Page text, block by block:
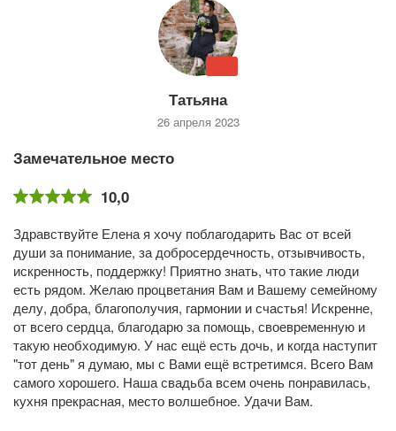
Татьяна
26 апреля 2023
Замечательное место
10,0
Здравствуйте Елена я хочу поблагодарить Вас от всей
души за понимание, за добросердечность, отзывчивость,
искренность, поддержку! Приятно знать, что такие люди
есть рядом. Желаю процветания Вам и Вашему семейному
делу, добра, благополучия, гармонии и счастья! Искренне,
от всего сердца, благодарю за помощь, своевременную и
такую необходимую. У нас ещё есть дочь, и когда наступит
"тот день" я думаю, мы с Вами ещё встретимся. Всего Вам
самого хорошего. Наша свадьба всем очень понравилась,
кухня прекрасная, место волшебное. Удачи Вам.